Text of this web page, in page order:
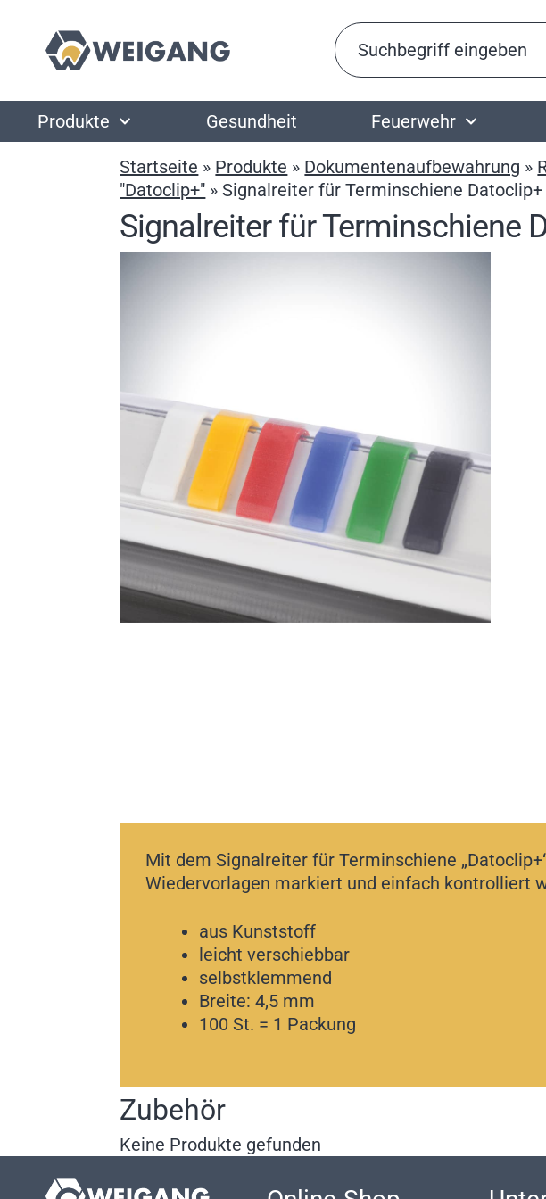
Produkte Gesundheit Feuerwehr
Startseite » Produkte » Dokumentenaufbewahrung »
"Datoclip+" »Signalreiter für Terminschiene Datoclip+
Signalreiter für Terminschiene
Mit dem Signalreiter für Terminschiene
Wiedervorlagen markiert und einfach kontrolliert
aus Kunststoff
leicht verschiebbar
selbstklemmend
Breite: 4,5 mm
100 St. = 1 Packung
Zubehör
Keine Produkte gefunden